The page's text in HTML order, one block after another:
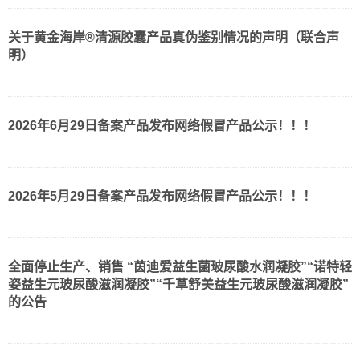
关于黄金海岸®清源胶囊产品真伪鉴别情况的声明（联合声
明）
2026年6月29日备案产品发布网络假冒产品公示！！！
2026年5月29日备案产品发布网络假冒产品公示！！！
全面停止生产、销售 “茵迪爱益生菌玻尿酸水润凝胶”“诺特轻
姿益生元玻尿酸滋润凝胶”“千草舒美益生元玻尿酸滋润凝胶”
的公告